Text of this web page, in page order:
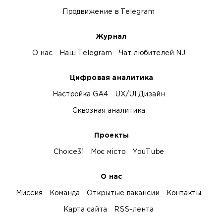
Продвижение в Telegram
Журнал
О нас Наш Telegram Чат любителей NJ
Цифровая аналитика
Настройка GA4 UX/UI Дизайн
Сквозная аналитика
Проекты
Choice31 Моє місто YouTube
О нас
Миссия Команда Открытые вакансии Контакты
Карта сайта RSS-лента